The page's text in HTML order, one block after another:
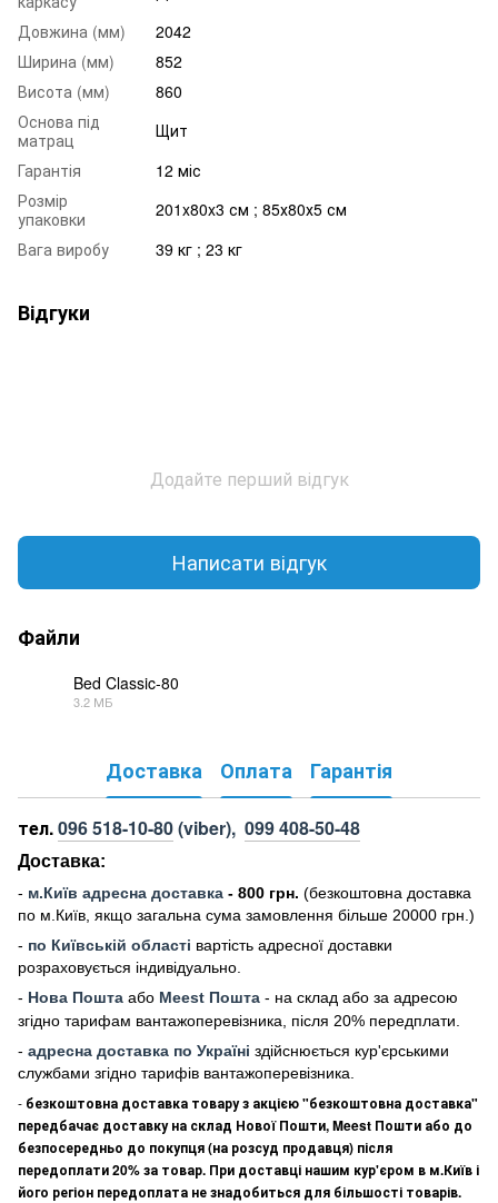
Довжина (мм)
2042
Ширина (мм)
852
Висота (мм)
860
Основа під
матрац
Щит
Гарантія
12 міс
Розмір
упаковки
201x80x3 см ; 85х80х5 см
Вага виробу
39 кг ; 23 кг
Відгуки
Додайте перший відгук
Написати відгук
Файли
Bed Classic-80
3.2 МБ
Доставка Оплата Гарантія
тел.096 518-10-80(viber), 099 408-50-48
Доставка:
- м.Київ адресна доставка - 800 грн. (безкоштовна доставка
по м.Київ, якщо загальна сума замовлення більше 20000 грн .)
- по Київській області вартість адресної доставки
розраховується індивідуально.
- Нова Пошта або Meest Пошта - на склад або за адресою
згідно тарифам вантажоперевізника, після 20% передплати.
- адресна доставка по Україні здійснюється кур'єрськими
службами згідно тарифів вантажоперевізника.
- безкоштовна доставка товару з акцією "безкоштовна доставка"
передбачає доставку на склад Нової Пошти, Meest Пошти або до
безпосередньо до покупця (на розсуд продавця) після
передоплати 20% за товар. При доставці нашим кур'єром в м.Київ і
його регіон передоплата не знадобиться для більшості товарів.